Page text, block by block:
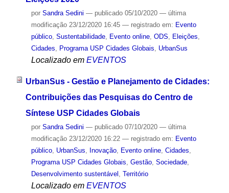
por Sandra Sedini — publicado05/10/2020 — última
modificação23/12/2020 16:45 — registrado em: Evento
público, Sustentabilidade, Evento online, ODS Eleições
Cidades
Programa USP Cidades Globais UrbanSus
Localizado em EVENTOS
UrbanSus - Gestão e Planejamento de Cidades:
Contribuições das Pesquisas do Centro de
Síntese USP Cidades Globais
por Sandra Sedini — publicado07/10/2020 — última
modificação23/12/2020 16:22 — registrado em: Evento
público, UrbanSus, Inovação, Evento online, Cidades,
Programa USP Cidades Globais, Gestão, Sociedade,
Desenvolvimento sustentável , Território
Localizado em EVENTOS